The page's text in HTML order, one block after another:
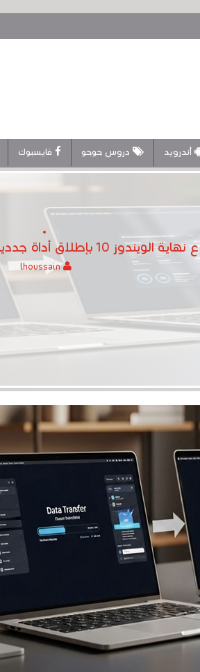
أندرويد دروس حوحو فايسبوك
تسهل عليك الانتقال إلى الويندوز11
lhoussain